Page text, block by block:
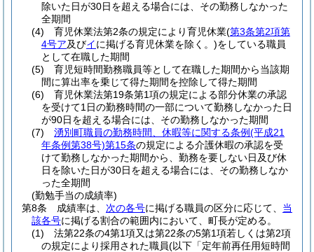
除いた日が30日を超える場合には、その勤務しなかった
全期間
(4)
育児休業法第2条の規定により育児休業(第3条第2項第
4号ア及びイに掲げる育児休業を除く。)をしている職員
として在職した期間
(5)
育児短時間勤務職員等として在職した期間から当該期
間に算出率を乗じて得た期間を控除して得た期間
(6)
育児休業法第19条第1項の規定による部分休業の承認
を受けて1日の勤務時間の一部について勤務しなかった日
が90日を超える場合には、その勤務しなかった期間
(7)
湧別町職員の勤務時間、休暇等に関する条例(平成21
年条例第38号)第15条の規定による介護休暇の承認を受
けて勤務しなかった期間から、勤務を要しない日及び休
日を除いた日が30日を超える場合には、その勤務しなか
った全期間
(勤勉手当の成績率)
第8条
成績率は、 次の各号に掲げる職員の区分に応じて、 当
該各号に掲げる割合の範囲内において、町長が定める。
(1)
法第22条の4第1項又は第22条の5第1項若しくは第2項
の規定により採用された職員(以下「定年前再任用短時間